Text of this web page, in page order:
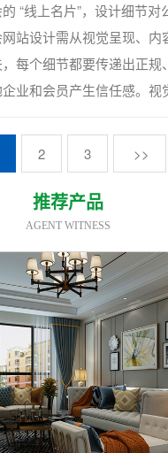
“线上名片”，设计细节对
站设计需从视觉呈现、内
每个细节都要传递出正规
业和会员产生信任感。
2 3 >>
推荐产品
AGENT WITNESS